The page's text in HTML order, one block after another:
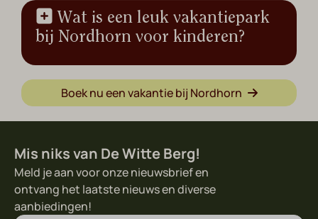
Wat is een leuk vakantiepark
bij Nordhorn voor kinderen?
Boek nu een vakantie bij Nordhorn
Mis niks van De Witte Berg!
Meld je aan voor onze nieuwsbrief en
ontvang het laatste nieuws en diverse
aanbiedingen!